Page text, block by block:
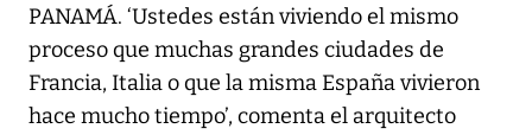
PANAMÁ. ‘Ustedes están viviendo el mismo
proceso que muchas grandes ciudades de
Francia, Italia o que la misma España vivieron
hace mucho tiempo’, comenta el arquitecto